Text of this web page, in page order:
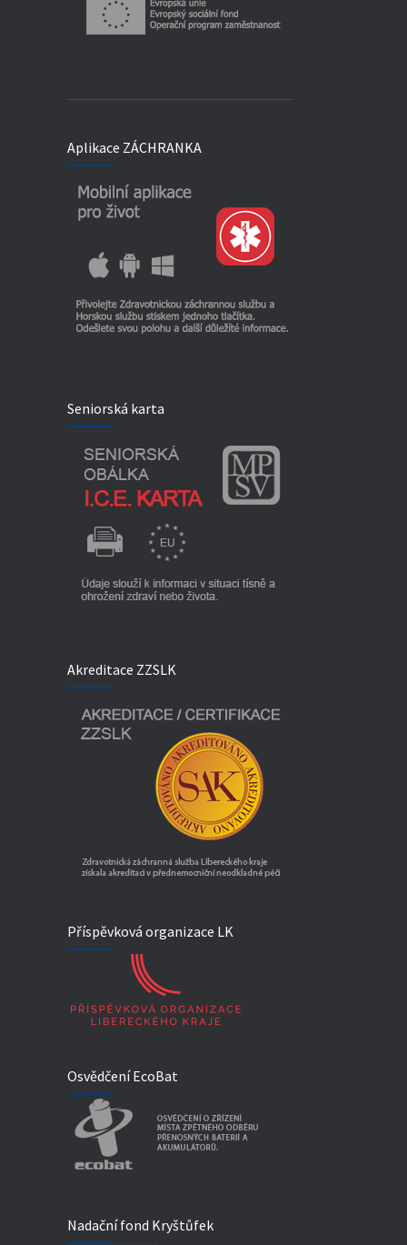
Aplikace ZÁCHRANKA
Seniorská karta
Akreditace ZZSLK
Příspěvková organizace LK
Osvědčení EcoBat
Nadační fond Kryštůfek